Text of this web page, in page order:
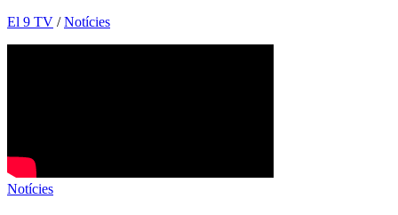
El 9 TV / Notícies
Notícies